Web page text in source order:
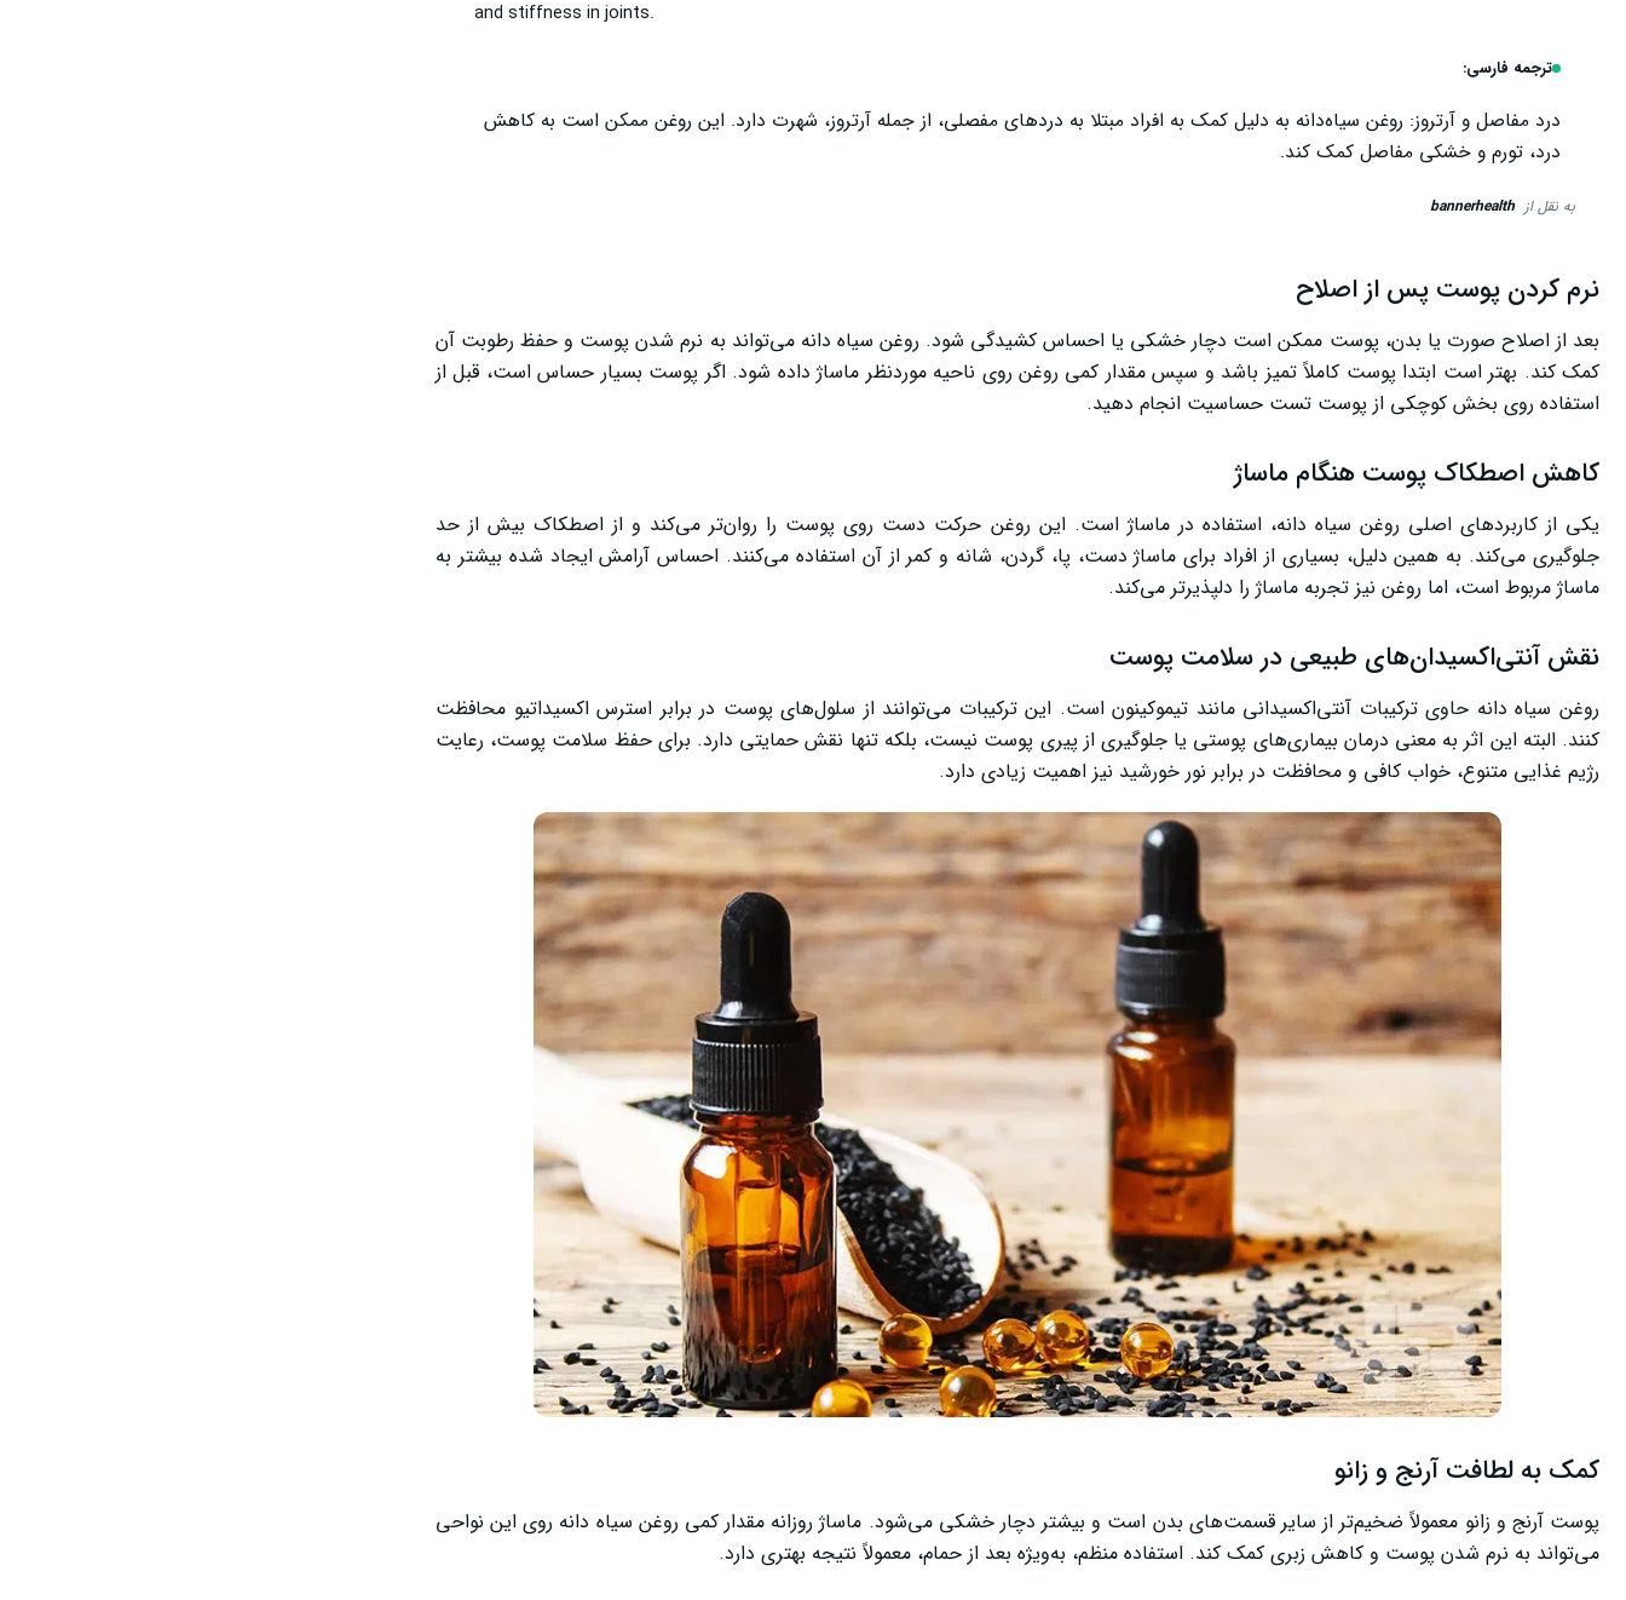
and stiffness in joints.
ترجمه فارسی:
درد مفاصل و آرتروز: روغن سیاه‌دانه به دلیل کمک به افراد مبتلا به دردهای مفصلی، از جمله آرتروز، شهرت دارد. این روغن ممکن است به کاهش
درد، تورم و خشکی مفاصل کمک کند.
به نقل از bannerhealth
نرم کردن پوست پس از اصلاح
بعد از اصلاح صورت یا بدن، پوست ممکن است دچار خشکی یا احساس کشیدگی شود. روغن سیاه دانه می‌تواند به نرم شدن پوست و حفظ رطوبت آن
کمک کند. بهتر است ابتدا پوست کاملاً تمیز باشد و سپس مقدار کمی روغن روی ناحیه موردنظر ماساژ داده شود. اگر پوست بسیار حساس است، قبل از
استفاده روی بخش کوچکی از پوست تست حساسیت انجام دهید.
کاهش اصطکاک پوست هنگام ماساژ
یکی از کاربردهای اصلی روغن سیاه دانه، استفاده در ماساژ است. این روغن حرکت دست روی پوست را روان‌تر می‌کند و از اصطکاک بیش از حد
جلوگیری می‌کند. به همین دلیل، بسیاری از افراد برای ماساژ دست، پا، گردن، شانه و کمر از آن استفاده می‌کنند. احساس آرامش ایجاد شده بیشتر به
ماساژ مربوط است، اما روغن نیز تجربه ماساژ را دلپذیرتر می‌کند.
نقش آنتی‌اکسیدان‌های طبیعی در سلامت پوست
روغن سیاه دانه حاوی ترکیبات آنتی‌اکسیدانی مانند تیموکینون است. این ترکیبات می‌توانند از سلول‌های پوست در برابر استرس اکسیداتیو محافظت
کنند. البته این اثر به معنی درمان بیماری‌های پوستی یا جلوگیری از پیری پوست نیست، بلکه تنها نقش حمایتی دارد. برای حفظ سلامت پوست، رعایت
رژیم غذایی متنوع، خواب کافی و محافظت در برابر نور خورشید نیز اهمیت زیادی دارد.
کمک به لطافت آرنج و زانو
پوست آرنج و زانو معمولاً ضخیم‌تر از سایر قسمت‌های بدن است و بیشتر دچار خشکی می‌شود. ماساژ روزانه مقدار کمی روغن سیاه دانه روی این نواحی
می‌تواند به نرم شدن پوست و کاهش زبری کمک کند. استفاده منظم، به‌ویژه بعد از حمام، معمولاً نتیجه بهتری دارد.